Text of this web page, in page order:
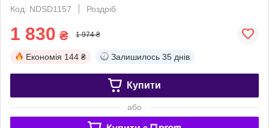
Код: NDSD1157
Роздріб
1 830 ₴ 1 974 ₴
Економія 144 ₴ Залишилось 35 днів
Купити
або